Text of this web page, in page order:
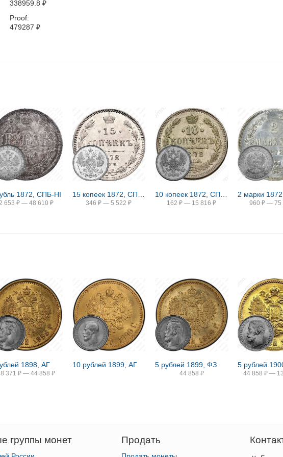
338959.8 ₽
Proof:
479287 ₽
1872, СПБ-НІ
653 ₽ — 48 610 ₽ 346 ₽ — 5 522 ₽ 162 ₽ — 15 816 ₽
2 марки
960 ₽ — 75
1898, АГ
371 ₽ — 44 858 ₽
10 рублей 1899, АГ 5 рублей 1899, ФЗ
44 858 ₽
5 рублей
44 858 ₽ —
группы монет Продать